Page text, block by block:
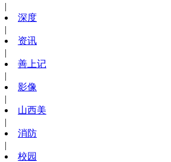
|
深度
|
资讯
|
善上记
|
影像
|
山西美
|
消防
|
校园